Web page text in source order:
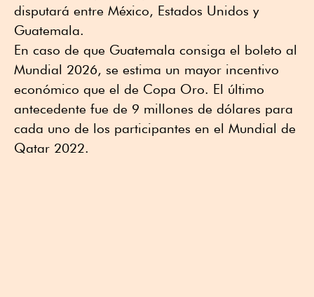
disputará entre México, Estados Unidos y
Guatemala.
En caso de que Guatemala consiga el boleto al
Mundial 2026, se estima un mayor incentivo
económico que el de Copa Oro. El último
antecedente fue de 9 millones de dólares para
cada uno de los participantes en el Mundial de
Qatar 2022.